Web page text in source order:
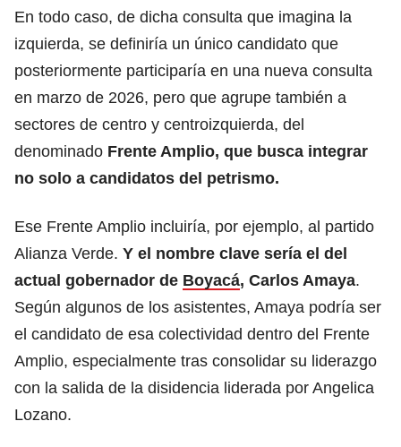
En todo caso, de dicha consulta que imagina la
izquierda, se definiría un único candidato que
posteriormente participaría en una nueva consulta
en marzo de 2026, pero que agrupe también a
sectores de centro y centroizquierda, del
denominado Frente Amplio, que busca integrar
no solo a candidatos del petrismo.
Ese Frente Amplio incluiría, por ejemplo, al partido
Alianza Verde. Y el nombre clave sería el del
actual gobernador de Boyacá, Carlos Amaya.
Según algunos de los asistentes, Amaya podría ser
el candidato de esa colectividad dentro del Frente
Amplio, especialmente tras consolidar su liderazgo
con la salida de la disidencia liderada por Angelica
Lozano.